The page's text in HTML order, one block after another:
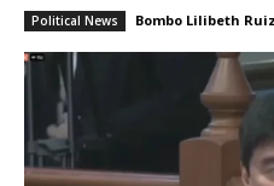
Political News Bombo Lilibeth Ruiz